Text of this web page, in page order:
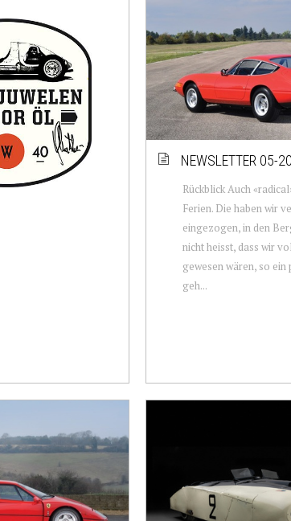
NEWSLETTER 05-
Rückblick Auch
Ferien. Die haben wir
eingezogen, in den
nicht heisst, dass wir
gewesen wären, so ein
geh...